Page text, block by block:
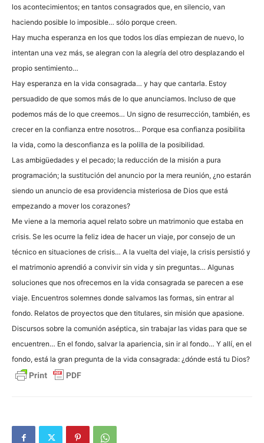
los acontecimientos; en tantos consagrados que, en silencio, van
haciendo posible lo imposible… sólo porque creen.
Hay mucha esperanza en los que todos los días empiezan de nuevo, lo
intentan una vez más, se alegran con la alegría del otro desplazando el
propio sentimiento…
Hay esperanza en la vida consagrada… y hay que cantarla. Estoy
persuadido de que somos más de lo que anunciamos. Incluso de que
podemos más de lo que creemos… Un signo de resurrección, también, es
crecer en la confianza entre nosotros… Porque esa confianza posibilita
la vida, como la desconfianza es la polilla de la posibilidad.
Las ambigüedades y el pecado; la reducción de la misión a pura
programación; la sustitución del anuncio por la mera reunión, ¿no estarán
siendo un anuncio de esa providencia misteriosa de Dios que está
empezando a mover los corazones?
Me viene a la memoria aquel relato sobre un matrimonio que estaba en
crisis. Se les ocurre la feliz idea de hacer un viaje, por consejo de un
técnico en situaciones de crisis… A la vuelta del viaje, la crisis persistió y
el matrimonio aprendió a convivir sin vida y sin preguntas… Algunas
soluciones que nos ofrecemos en la vida consagrada se parecen a ese
viaje. Encuentros solemnes donde salvamos las formas, sin entrar al
fondo. Relatos de proyectos que den titulares, sin misión que apasione.
Discursos sobre la comunión aséptica, sin trabajar las vidas para que se
encuentren… En el fondo, salvar la apariencia, sin ir al fondo… Y allí, en el
fondo, está la gran pregunta de la vida consagrada: ¿dónde está tu Dios?